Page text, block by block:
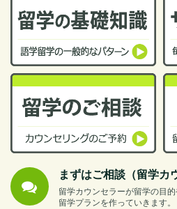
まずはご相談（留学カ
留学カウンセラーが留学の目
留学プランを作っていきます。